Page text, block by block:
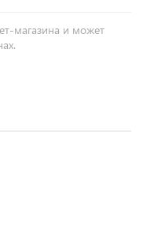
магазина и может